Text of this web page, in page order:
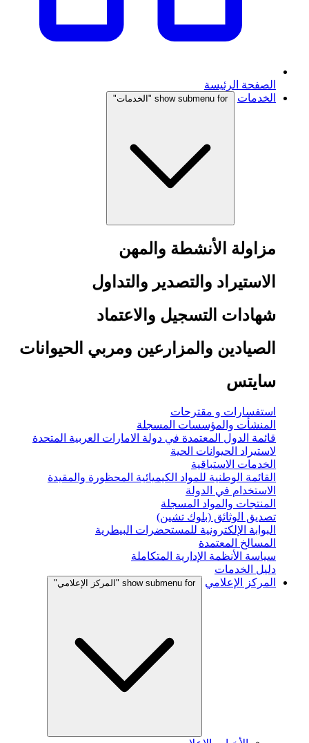
الصفحة الرئيسة
الخدمات
show submenu for "الخدمات"
مزاولة الأنشطة والمهن
الاستيراد والتصدير والتداول
شهادات التسجيل والاعتماد
الصيادين والمزارعين ومربي الحيوانات
سايتس
استفسارات و مقترحات
المنشأت والمؤسسات المسجلة
قائمة الدول المعتمدة في دولة الامارات العربية المتحدة
لاستيراد الحيوانات الحية
الخدمات الاستباقية
القائمة الوطنية للمواد الكيميائية المحظورة والمقيدة
الاستخدام في الدولة
المنتجات والمواد المسجلة
تصديق الوثائق (بلوك تشين)
البوابة الإلكترونية للمستحضرات البيطرية
المسالخ المعتمدة
سياسة الأنظمة الإدارية المتكاملة
دليل الخدمات
المركز الإعلامي
show submenu for "المركز الإعلامي"